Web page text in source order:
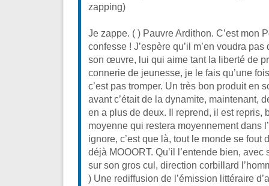
zapping)
Je zappe. ( ) Pauvre Ardithon. C’est mon
confesse ! J’espère qu’il m’en voudra
son œuvre, lui qui aime tant la liberté de
connerie de jeunesse, je le fais qu’une
c’est pas tromper. Un très bon produit en
avant c’était de la dynamite, maintenant,
en a plus de deux. Il reprend, il est repris,
moyenne qui restera moyennement dans
ignore, c’est que là, tout le monde se fout
déjà MOOORT. Qu’il l’entende bien,
sur son gros cul, direction corbillard
) Une rediffusion de l’émission littéraire